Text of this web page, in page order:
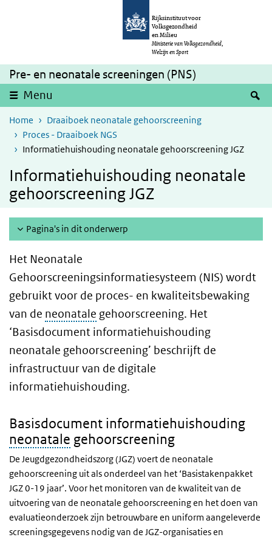
Overslaan en naar de inhoud gaan
Rijksinstituut voor
Volksgezondheid
en Milieu
Ministerie van Volksgezondheid,
Welzijn en Sport
Pre- en neonatale screeningen (PNS)
Menu
Home
Draaiboek neonatale gehoorscreening
Proces - Draaiboek NGS
Informatiehuishouding neonatale gehoorscreening JGZ
Informatiehuishouding neonatale
gehoorscreening JGZ
Pagina's in dit onderwerp
Het Neonatale
Gehoorscreeningsinformatiesysteem (NIS) wordt
gebruikt voor de proces- en kwaliteitsbewaking
van de neonatale gehoorscreening. Het
‘Basisdocument informatiehuishouding
neonatale gehoorscreening’ beschrijft de
infrastructuur van de digitale
informatiehuishouding.
Basisdocument informatiehuishouding
neonatale gehoorscreening
De Jeugdgezondheidszorg (JGZ) voert de neonatale
gehoorscreening uit als onderdeel van het ‘Basistakenpakket
JGZ 0-19 jaar’. Voor het monitoren van de kwaliteit van de
uitvoering van de neonatale gehoorscreening en het doen van
evaluatieonderzoek zijn betrouwbare en uniform aangeleverde
screeningsgegevens nodig van de JGZ-organisaties en